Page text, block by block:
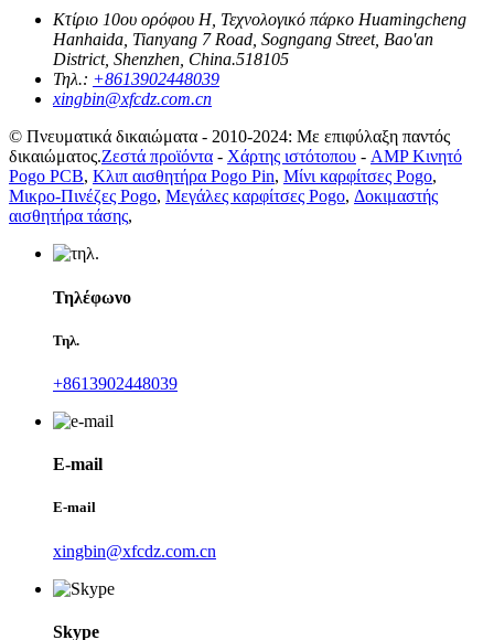
Κτίριο 10ου ορόφου H, Τεχνολογικό πάρκο Huamingcheng
Hanhaida, Tianyang 7 Road, Sogngang Street, Bao'an
District, Shenzhen, China.518105
Τηλ.: +8613902448039
xingbin@xfcdz.com.cn
© Πνευματικά δικαιώματα - 2010-2024: Με επιφύλαξη παντός
δικαιώματος.Ζεστά προϊόντα - Χάρτης ιστότοπου - AMP Κινητό
Pogo PCB, Κλιπ αισθητήρα Pogo Pin, Μίνι καρφίτσες Pogo,
Μικρο-Πινέζες Pogo, Μεγάλες καρφίτσες Pogo, Δοκιμαστής
αισθητήρα τάσης,
Τηλέφωνο
Τηλ.
+8613902448039
E-mail
E-mail
xingbin@xfcdz.com.cn
Skype